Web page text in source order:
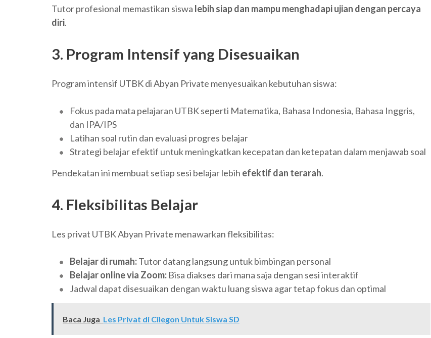
Tutor profesional memastikan siswa lebih siap dan mampu menghadapi ujian dengan percaya
diri.
3. Program Intensif yang Disesuaikan
Program intensif UTBK di Abyan Private menyesuaikan kebutuhan siswa:
Fokus pada mata pelajaran UTBK seperti Matematika, Bahasa Indonesia, Bahasa Inggris,
dan IPA/IPS
Latihan soal rutin dan evaluasi progres belajar
Strategi belajar efektif untuk meningkatkan kecepatan dan ketepatan dalam menjawab soal
Pendekatan ini membuat setiap sesi belajar lebih efektif dan terarah.
4. Fleksibilitas Belajar
Les privat UTBK Abyan Private menawarkan fleksibilitas:
Belajar di rumah:Tutor datang langsung untuk bimbingan personal
Belajar online via Zoom: Bisa diakses dari mana saja dengan sesi interaktif
Jadwal dapat disesuaikan dengan waktu luang siswa agar tetap fokus dan optimal
Baca Juga Les Privat di Cilegon Untuk Siswa SD